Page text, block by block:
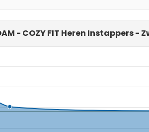
- COZY FIT Heren Instappers -